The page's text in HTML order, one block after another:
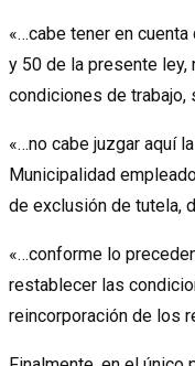
«…cabe tener en
y 50 de la presente
condiciones de trabajo,
«…no cabe juzgar aquí
Municipalidad
de exclusión de tutela,
«…conforme lo
restablecer las
reincorporación de los